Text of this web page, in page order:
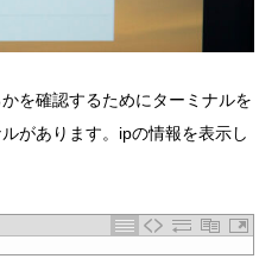
を確認するためにターミナルを
があります。ipの情報を表示し